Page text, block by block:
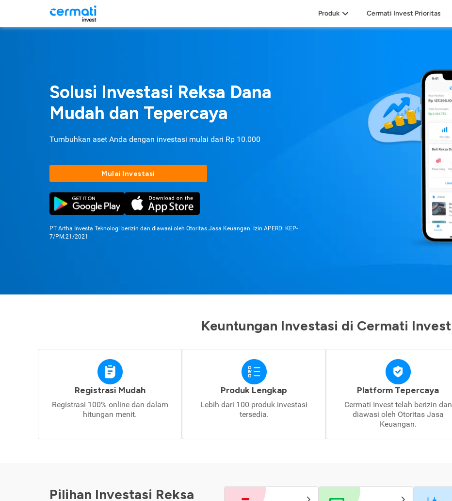
Produk Cermati Invest Prioritas
Solusi Investasi Reksa Dana
Mudah dan Tepercaya
Tumbuhkan aset Anda dengan investasi mulai dari Rp 10.000
Mulai Investasi
PT Artha Investa Teknologi berizin dan diawasi oleh Otoritas Jasa Keuangan. Izin APERD: KEP-
7/PM.21/2021
Keuntungan Investasi di Cermati Invest
Registrasi Mudah
Registrasi 100% online dan dalam
hitungan menit.
Produk Lengkap
Lebih dari 100 produk investasi
tersedia.
Platform Tepercaya
Cermati Invest telah berizin dan
diawasi oleh Otoritas Jasa
Keuangan.
Pilihan Investasi Reksa